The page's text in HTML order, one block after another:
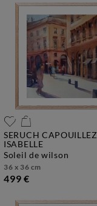
SERUCH CAPOUILLEZ
ISABELLE
soleil de wilson
36 x 36 cm
499 €